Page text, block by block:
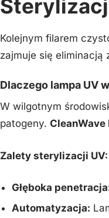
Kolejnym filarem
zajmuje się eliminacją
Dlaczego lampa UV
W wilgotnym
patogeny. CleanWave
Zalety sterylizacji UV:
Głęboka
Automatyzacja: